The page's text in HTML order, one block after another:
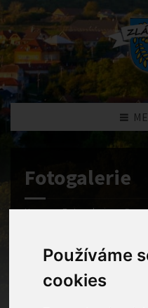
Používáme
cookies
Fotogalerie
Home Fotogalerie